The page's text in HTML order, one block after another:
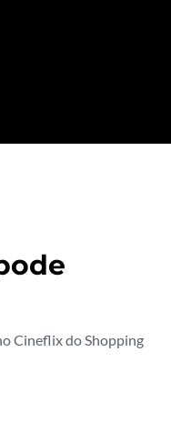
Cineflix do Shopping